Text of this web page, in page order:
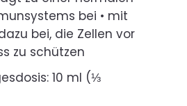
bei • mit
bei, die Zellen vor
zu schützen
10 ml (⅓